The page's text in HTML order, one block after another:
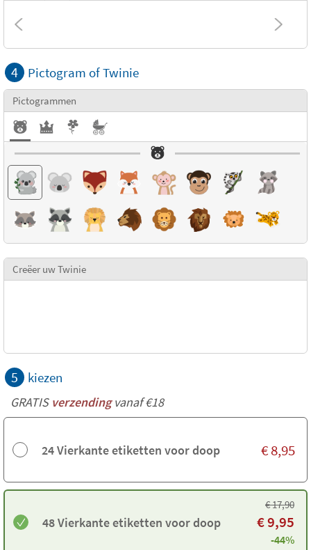
Combinaties
Structuur
4 Pictogram of Twinie
Pictogrammen
Creëer uw Twinie
5 kiezen
GRATISverzendingvanaf €18
24 Vierkante etiketten voor doop €8,95
48 Vierkante etiketten voor doop
€17,90
€9,95
-44%